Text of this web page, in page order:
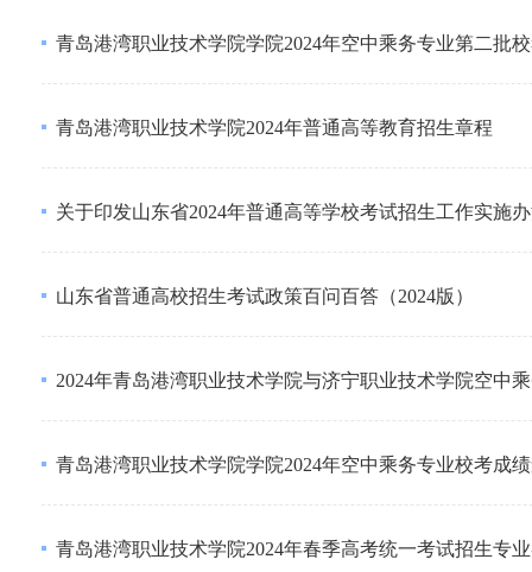
青岛港湾职业技术学院学院2024年空中乘务专业第二批
青岛港湾职业技术学院2024年普通高等教育招生章程
关于印发山东省2024年普通高等学校考试招生工作实施
山东省普通高校招生考试政策百问百答（2024版）
2024年青岛港湾职业技术学院与济宁职业技术学院空中
青岛港湾职业技术学院学院2024年空中乘务专业校考成
青岛港湾职业技术学院2024年春季高考统一考试招生专